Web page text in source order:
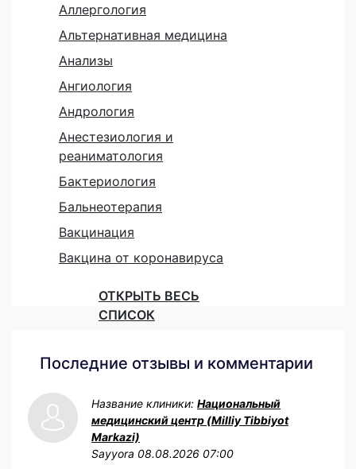
Аллергология
Альтернативная медицина
Анализы
Ангиология
Андрология
Анестезиология и
реаниматология
Бактериология
Бальнеотерапия
Вакцинация
Вакцина от коронавируса
ОТКРЫТЬ ВЕСЬ
СПИСОК
Последние отзывы и комментарии
Название клиники: Национальный
медицинский центр (Milliy Tibbiyot
Markazi)
Sayyora 08.08.2026 07:00